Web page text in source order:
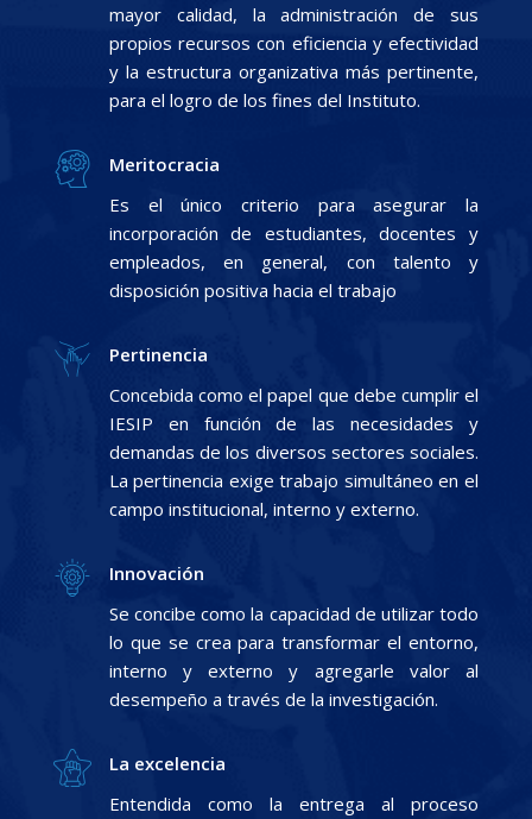
mayor calidad, la administración de sus
propios recursos con eficiencia y efectividad
y la estructura organizativa más pertinente,
para el logro de los fines del Instituto.
Meritocracia
Es el único criterio para asegurar la
incorporación de estudiantes, docentes y
empleados, en general, con talento y
disposición positiva hacia el trabajo
Pertinencia
Concebida como el papel que debe cumplir el
IESIP en función de las necesidades y
demandas de los diversos sectores sociales.
La pertinencia exige trabajo simultáneo en el
campo institucional, interno y externo.
Innovación
Se concibe como la capacidad de utilizar todo
lo que se crea para transformar el entorno,
interno y externo y agregarle valor al
desempeño a través de la investigación.
La excelencia
Entendida como la entrega al proceso